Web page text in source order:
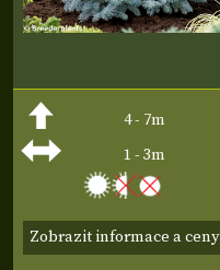
4 - 7m
1 - 3m
Zobrazit informace a ceny